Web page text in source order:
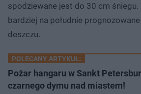
spodziewane jest do 30 cm śniegu.
bardziej na południe
deszczu.
POLECANY ARTYKUŁ:
Pożar hangaru w Sankt
czarnego dymu nad miastem!